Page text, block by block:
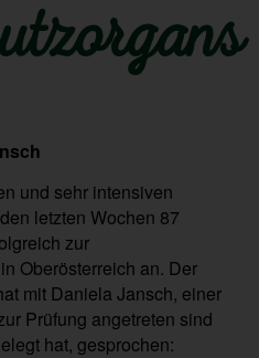
und sehr intensiven
letzten Wochen 87
zur
Oberösterreich an. Der
mit Daniela Jansch, einer
Prüfung angetreten sind
hat, gesprochen: